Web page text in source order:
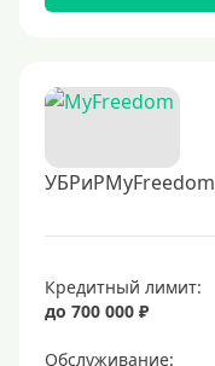
УБРиРMyFreedom
Кредитный лимит:
до 700 000 ₽
Обслуживание: